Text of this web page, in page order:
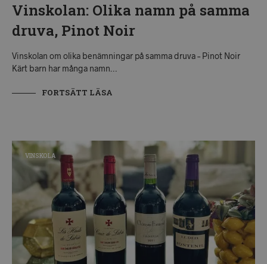
Vinskolan: Olika namn på samma
druva, Pinot Noir
Vinskolan om olika benämningar på samma druva – Pinot Noir
Kärt barn har många namn…
FORTSÄTT LÄSA
VINSKOLA